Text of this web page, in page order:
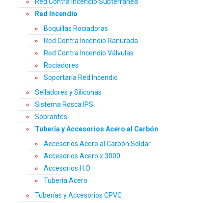
Red Incendio
Boquillas Rociadoras
Red Contra Incendio Ranurada
Red Contra Incendio Válvulas
Rociadores
Soportaría Red Incendio
Selladores y Siliconas
Sistema Rosca IPS
Sobrantes
Tubería y Accesorios Acero al Carbón
Accesorios Acero al Carbón Soldar
Accesorios Acero x 3000
Accesorios H.O
Tubería Acero
Tuberías y Accesorios CPVC